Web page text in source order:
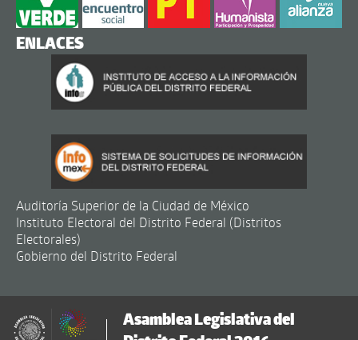
ENLACES
Auditoría Superior de la Ciudad de México
Instituto Electoral del Distrito Federal (Distritos
Electorales)
Gobierno del Distrito Federal
Asamblea Legislativa del